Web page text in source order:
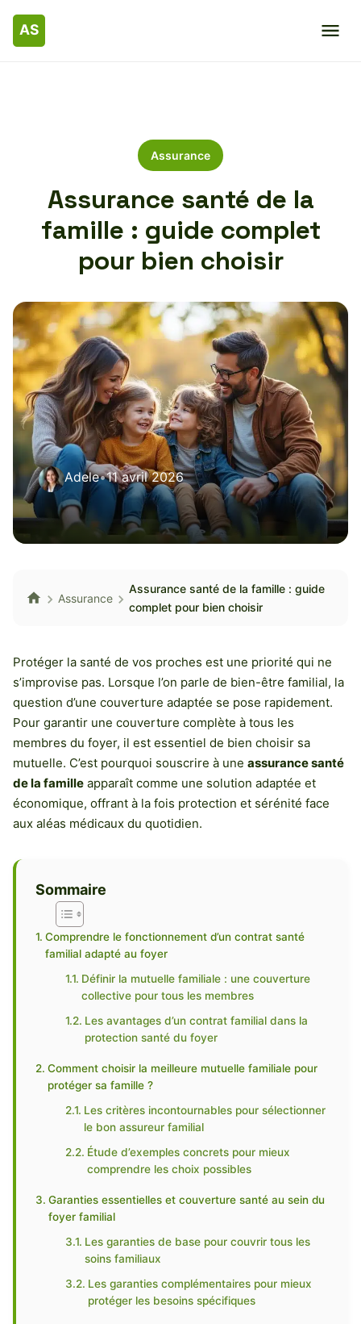
Assurance
Assurance santé de la
famille : guide complet
pour bien choisir
Adele•11 avril 2026
Assurance
Assurance santé de la famille : guide
complet pour bien choisir
Protéger la santé de vos proches est une priorité qui ne
s’improvise pas. Lorsque l’on parle de bien-être familial, la
question d’une couverture adaptée se pose rapidement.
Pour garantir une couverture complète à tous les
membres du foyer, il est essentiel de bien choisir sa
mutuelle. C’est pourquoi souscrire à une assurance santé
de la famille apparaît comme une solution adaptée et
économique, offrant à la fois protection et sérénité face
aux aléas médicaux du quotidien.
Sommaire
Comprendre le fonctionnement d’un contrat santé
familial adapté au foyer
Définir la mutuelle familiale : une couverture
collective pour tous les membres
Les avantages d’un contrat familial dans la
protection santé du foyer
Comment choisir la meilleure mutuelle familiale pour
protéger sa famille ?
Les critères incontournables pour sélectionner
le bon assureur familial
Étude d’exemples concrets pour mieux
comprendre les choix possibles
Garanties essentielles et couverture santé au sein du
foyer familial
Les garanties de base pour couvrir tous les
soins familiaux
Les garanties complémentaires pour mieux
protéger les besoins spécifiques